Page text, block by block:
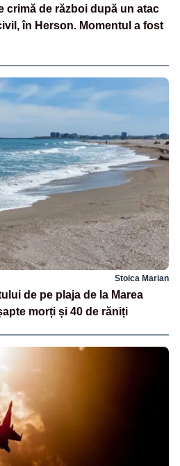
crimă de război după un atac
în Herson. Momentul a fost
Stoica Marian
de pe plaja de la Marea
morți și 40 de răniți